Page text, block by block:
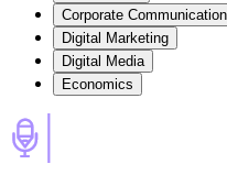
Corporate
Digital Marketing
Digital Media
Economics